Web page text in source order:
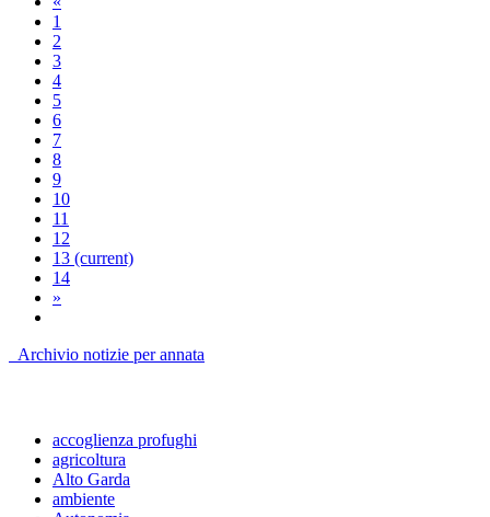
1
2
3
4
5
6
7
8
9
10
11
12
13 (current)
14
»
Archivio notizie per annata
accoglienza profughi
agricoltura
Alto Garda
ambiente